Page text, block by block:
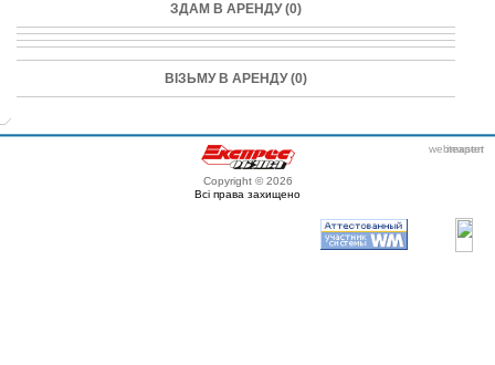
ЗДАМ В АРЕНДУ (0)
ВІЗЬМУ В АРЕНДУ (0)
Copyright © 2026
Всі права захищено
webmaster
itexpert